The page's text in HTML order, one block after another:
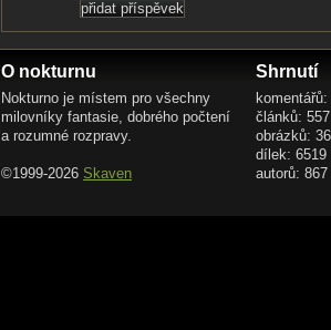
O nokturnu
Nokturno je místem pro všechny
milovníky fantasie, dobrého počtení
a rozumné rozpravy.
©1999-2026 Skaven
Shrnutí
článků: 557
obrázků:
dílek: 6519
autorů: 867